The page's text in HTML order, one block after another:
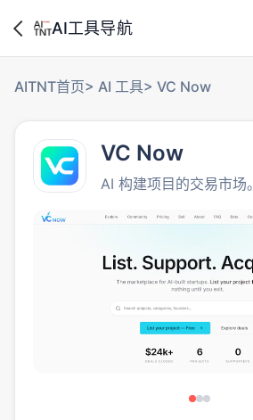
AI工具导航
AITNT首页> AI 工具> VC Now
VC Now
AI 构建项目的交易市场。